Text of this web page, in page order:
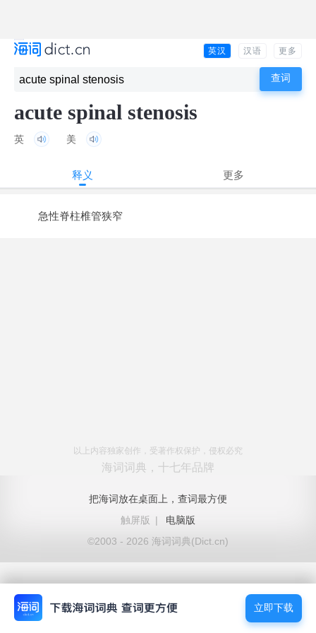
英汉 汉语 更多
acute spinal stenosis
英 美
释义 更多
急性脊柱椎管狭窄
以上内容独家创作，受著作权保护，侵权必究
海词词典，十七年品牌
把海词放在桌面上，查词最方便
触屏版
|
电脑版
©2003 - 2026 海词词典(Dict.cn)
立即下载
立即下载